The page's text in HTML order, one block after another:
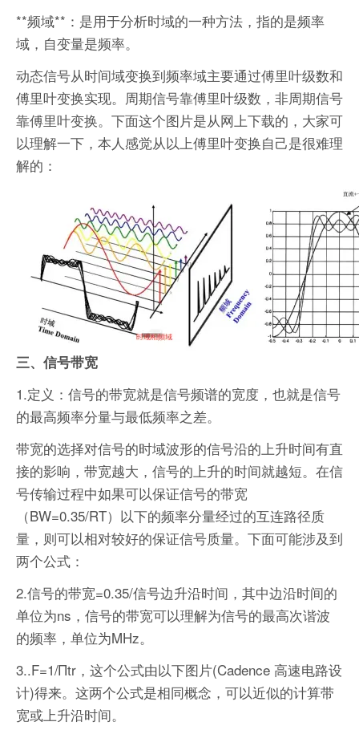
**频域**：是用于分析时域的一种方法，指的是频率
域，自变量是频率。
动态信号从时间域变换到频率域主要通过傅里叶级数和
傅里叶变换实现。周期信号靠傅里叶级数，非周期信号
靠傅里叶变换。下面这个图片是从网上下载的，大家可
以理解一下，本人感觉从以上傅里叶变换自己是很难理
解的：
三、信号带宽
1.定义：信号的带宽就是信号频谱的宽度，也就是信号
的最高频率分量与最低频率之差。
带宽的选择对信号的时域波形的信号沿的上升时间有直
接的影响，带宽越大，信号的上升的时间就越短。在信
号传输过程中如果可以保证信号的带宽
（BW=0.35/RT）以下的频率分量经过的互连路径质
量，则可以相对较好的保证信号质量。下面可能涉及到
两个公式：
2.信号的带宽=0.35/信号边升沿时间，其中边沿时间的
单位为ns，信号的带宽可以理解为信号的最高次谐波
的频率，单位为MHz。
3..F=1/Πtr，这个公式由以下图片(Cadence 高速电路设
计)得来。这两个公式是相同概念，可以近似的计算带
宽或上升沿时间。